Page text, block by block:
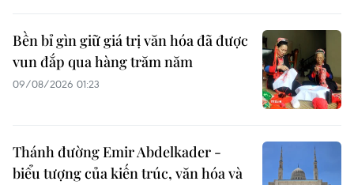
Bền bỉ gìn giữ giá trị văn hóa đã được
vun đắp qua hàng trăm năm
09/08/2026 01:23
Thánh đường Emir Abdelkader -
biểu tượng của kiến trúc, văn hóa và